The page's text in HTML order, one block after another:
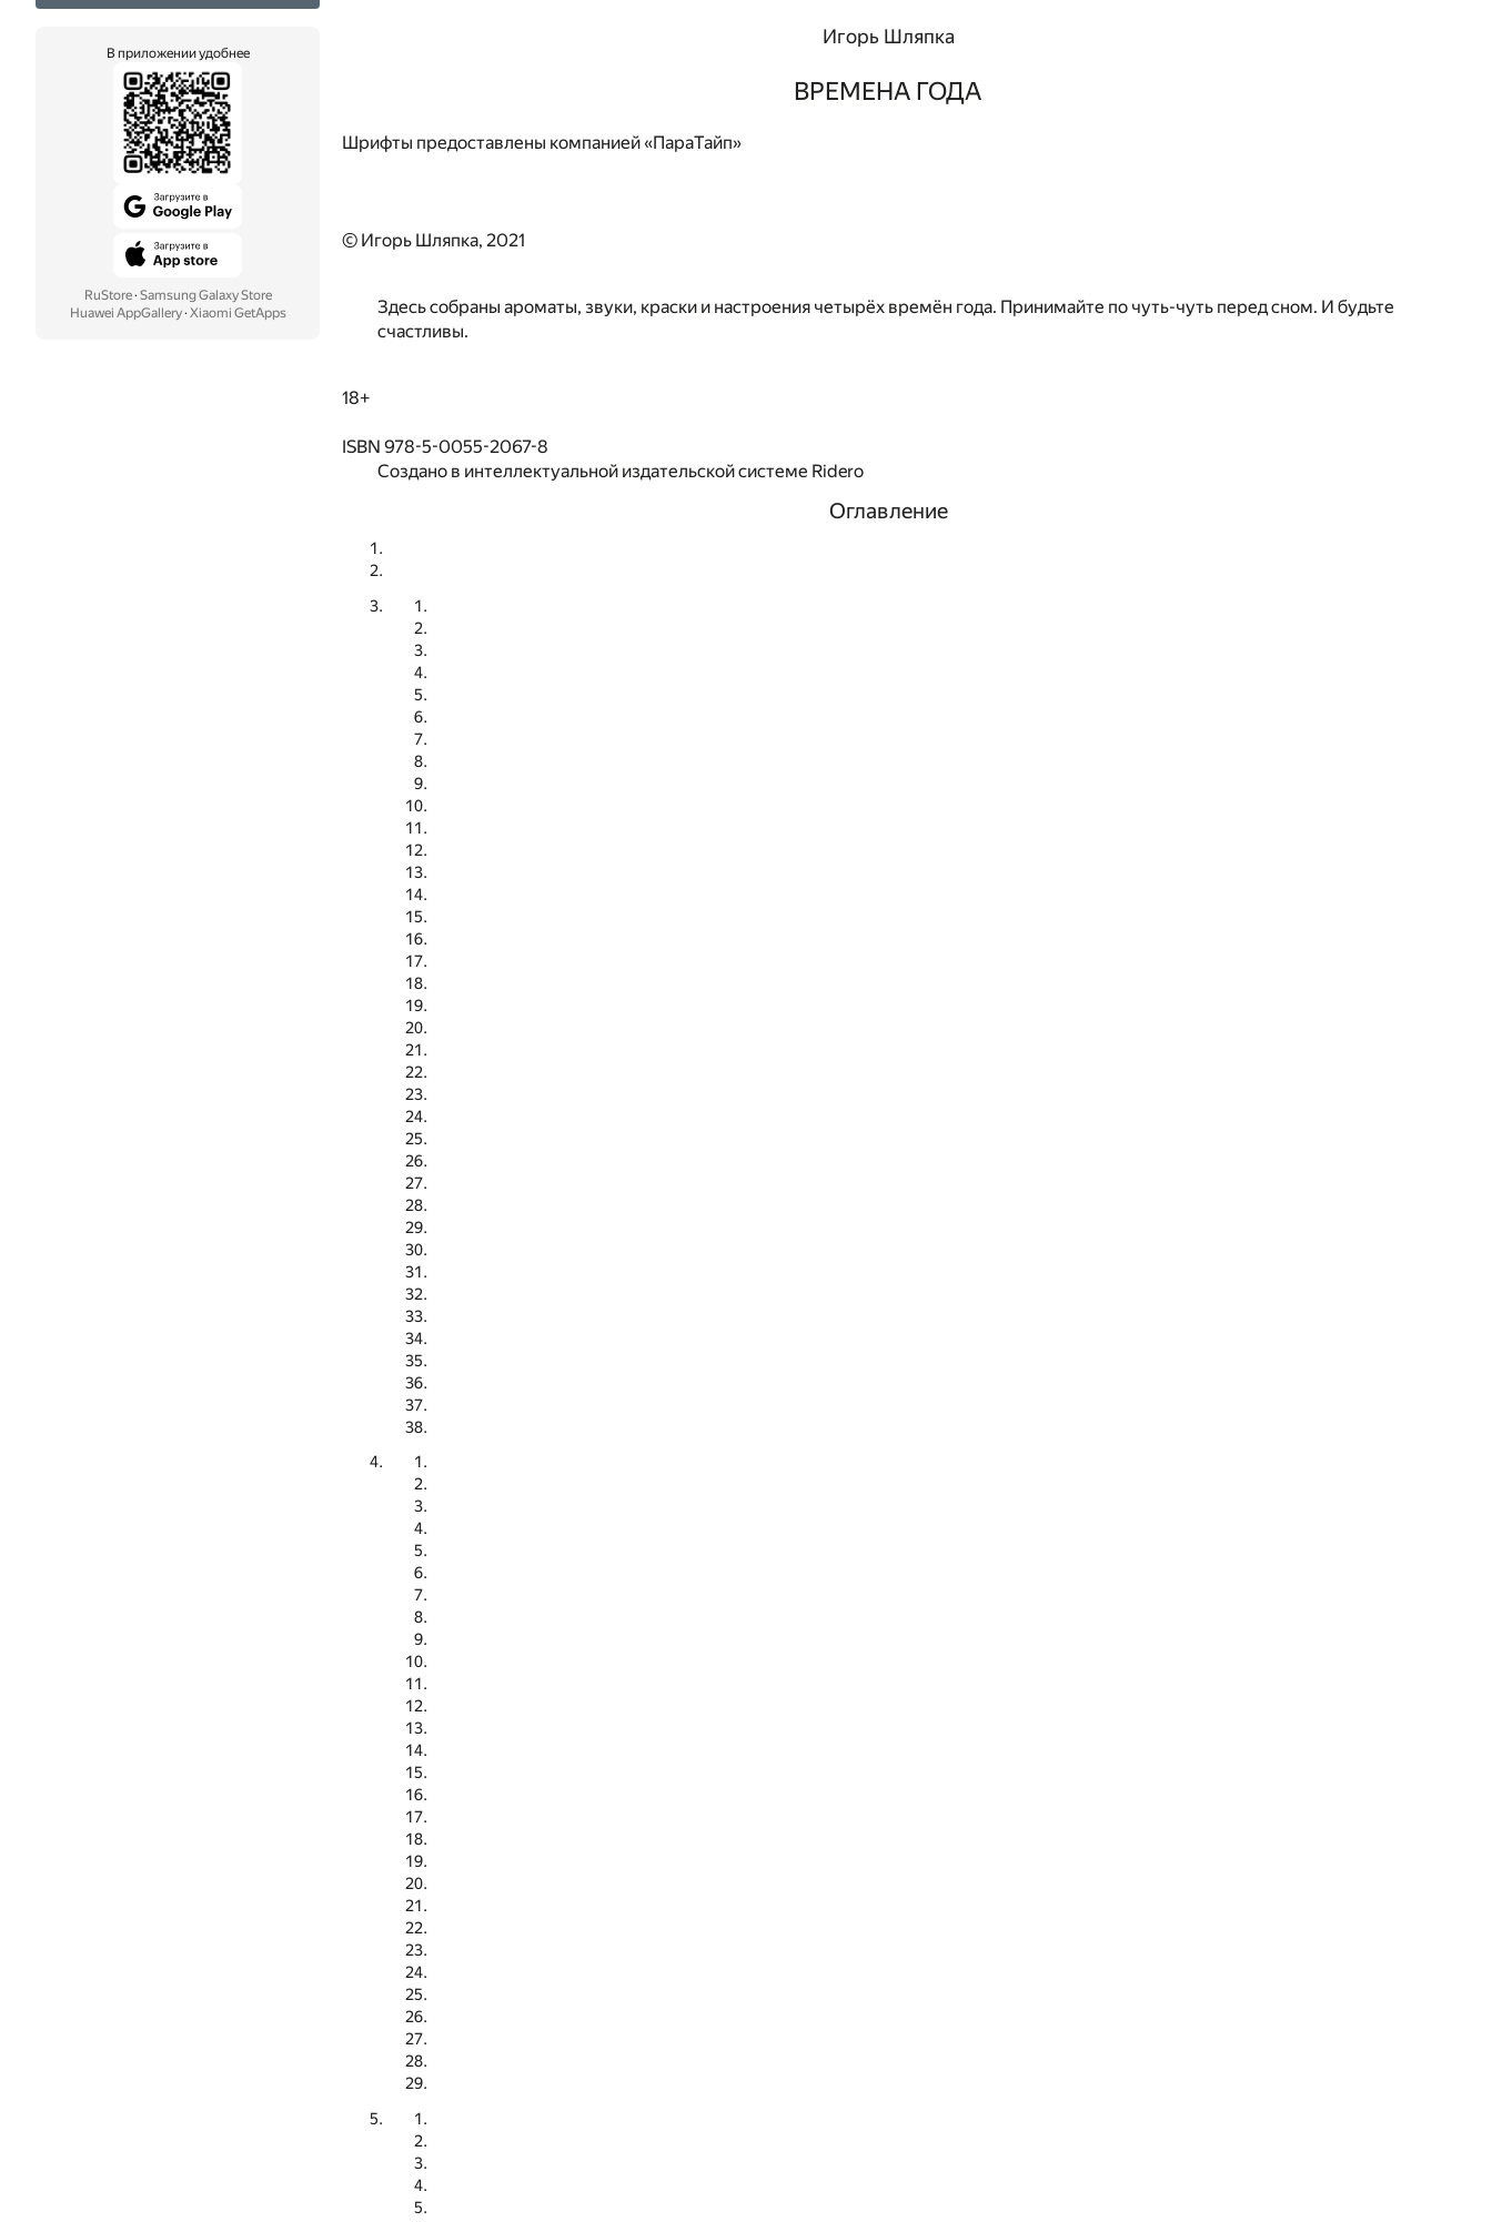
В приложении удобнее
RuStore· Samsung Galaxy Store
Huawei AppGallery· Xiaomi GetApps
Игорь Шляпка
ВРЕМЕНА ГОДА
Шрифты предоставлены компанией «ПараТайп»
© Игорь Шляпка, 2021
Здесь собраны ароматы, звуки, краски и настроения четырёх времён года. Принимайте по чуть-чуть перед сном. И будьте
счастливы.
18+
ISBN 978-5-0055-2067-8
Создано в интеллектуальной издательской системе Ridero
Оглавление